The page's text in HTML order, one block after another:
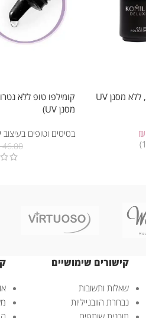
₪
מסנן UV)
בסיסים וטופים בעיצוב
46.00
קישורים שימושיים
שאלות ותשובות
נבחרת הוובנייליות